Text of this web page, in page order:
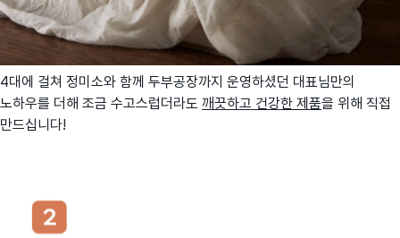
4대에 걸쳐 정미소와 함께 두부공장까지 운영하셨던 대표님만의
노하우를 더해 조금 수고스럽더라도 깨끗하고 건강한 제품을 위해 직접
만드십니다!